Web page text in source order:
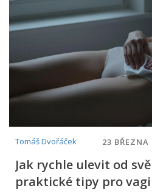
Tomáš Dvořáček 23 BŘEZNA
Jak rychle ulevit od
praktické tipy pro